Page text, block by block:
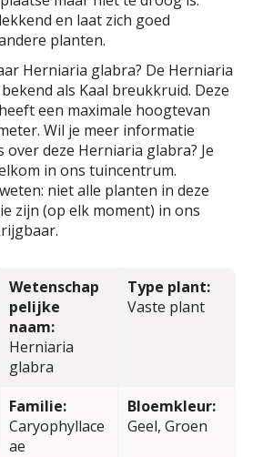
en laat zich goed
planten.
Herniaria glabra? De Herniaria
als Kaal breukkruid. Deze
een maximale hoogtevan
Wil je meer informatie
deze Herniaria glabra? Je
in ons tuincentrum.
niet alle planten in deze
zijn (op elk moment) in ons
Wetenschap
pelijke
naam:
Herniaria
glabra
Type plant:
Vaste plant
Familie:
Caryophyllace
ae
Bloemkleur:
Geel, Groen